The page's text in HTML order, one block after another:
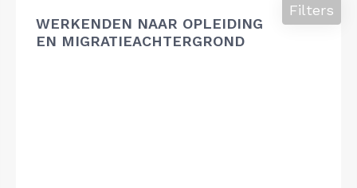
WERKENDEN NAAR OPLEIDING
EN MIGRATIEACHTERGROND
Filters